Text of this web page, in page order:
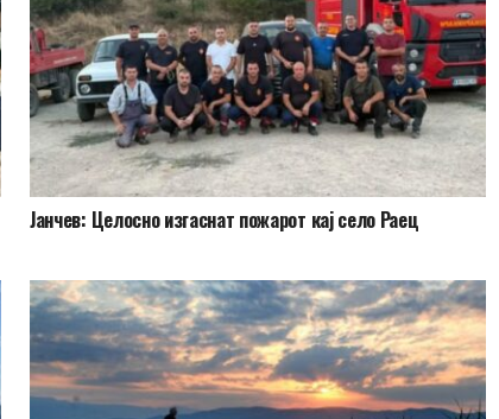
Јанчев: Целосно изгаснат пожарот кај село Раец